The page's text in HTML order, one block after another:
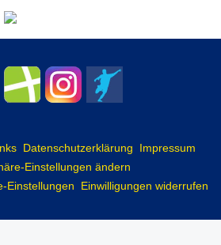
Datenschutzerklärung
Impressum
Einstellungen ändern
Einstellungen
Einwilligungen widerrufen